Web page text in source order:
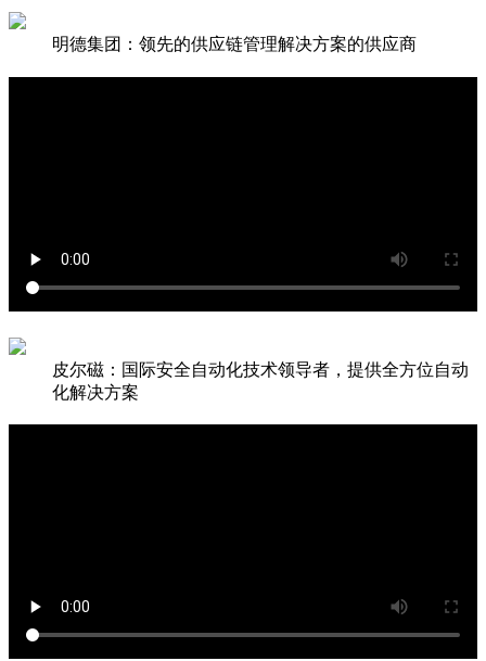
明德集团：领先的供应链管理解决方案的供应商
皮尔磁：国际安全自动化技术领导者，提供全方位自动
化解决方案